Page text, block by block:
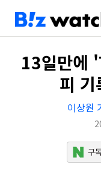
13일만
피 기
이상원